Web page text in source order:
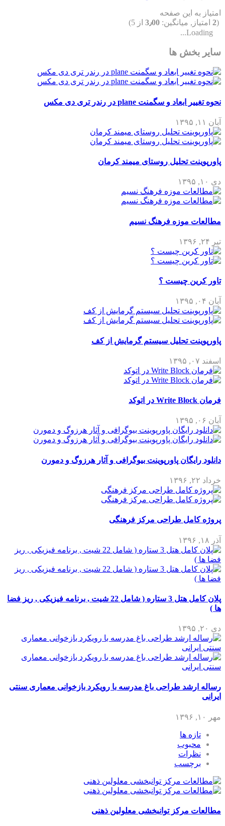
امتیاز به این صفحه
(
2 امتیاز, میانگین: 3٫00 از 5)
Loading...
سایر بخش ها
نحوه تغییر ابعاد و سگمنت plane در رندر تری دی مکس
آبان ۱۱, ۱۳۹۵
پاورپوینت تحلیل روستای میمند کرمان
دی ۱۰, ۱۳۹۵
مطالعات موزه فرهنگ نسیم
تیر ۲۴, ۱۳۹۶
تاور کرین چیست ؟
آبان ۰۴, ۱۳۹۵
پاورپوینت تحلیل سیستم گرمایش از کف
اسفند ۰۷, ۱۳۹۵
فرمان Write Block در اتوکد
آبان ۰۶, ۱۳۹۵
دانلود رایگان پاورپوینت بیوگرافی و آثار هرزوگ و دمورن
خرداد ۲۲, ۱۳۹۶
پروژه کامل طراحی مرکز فرهنگی
آذر ۱۸, ۱۳۹۶
پلان کامل هتل 3 ستاره ( شامل 22 شیت , برنامه فیزیکی , ریز فضا
ها )
دی ۲۰, ۱۳۹۵
رساله ارشد طراحی باغ مدرسه با رویکرد بازخوانی معماری سنتی
ایرانی
مهر ۱۰, ۱۳۹۶
تازه ها
محبوب
نظرات
برچسب
مطالعات مرکز توانبخشی معلولین ذهنی